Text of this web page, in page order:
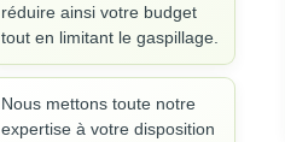
réduire ainsi votre budget
tout en limitant le gaspillage.
Nous mettons toute notre
expertise à votre disposition